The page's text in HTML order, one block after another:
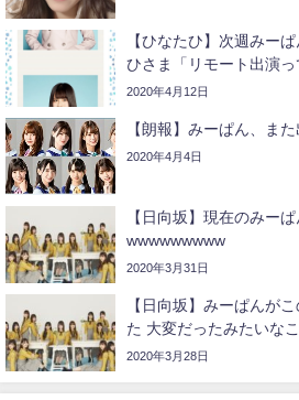
【ひなたひ】次週みー
ひさま「リモート出演っ
2020年4月12日
【朗報】みーぱん、ま
2020年4月4日
【日向坂】現在のみー
wwwwwwwww
2020年3月31日
【日向坂】みーぱんが
た 大変だったみたいな
2020年3月28日